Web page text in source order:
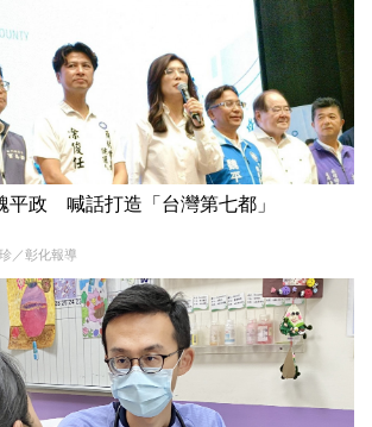
平政 喊話打造「台灣第七都」
／彰化報導